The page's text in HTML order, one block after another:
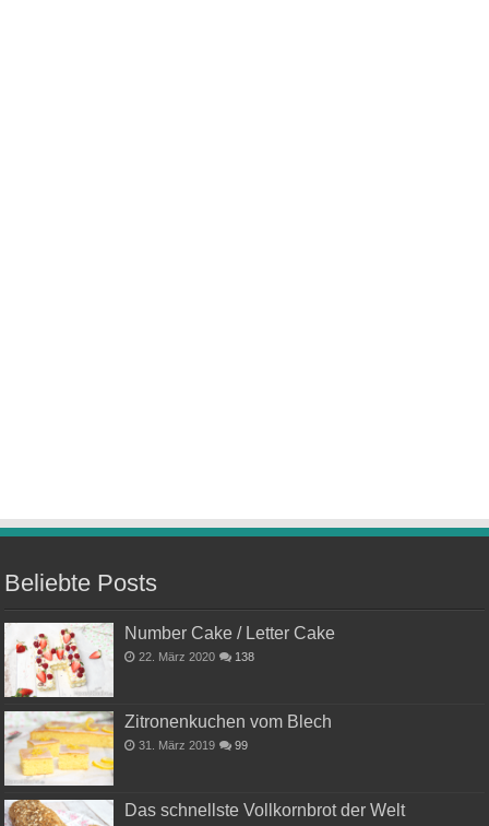
Beliebte Posts
Number Cake / Letter Cake
22. März 2020 138
Zitronenkuchen vom Blech
31. März 2019 99
Das schnellste Vollkornbrot der Welt